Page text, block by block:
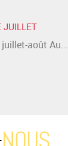
JUILLET
août Au...